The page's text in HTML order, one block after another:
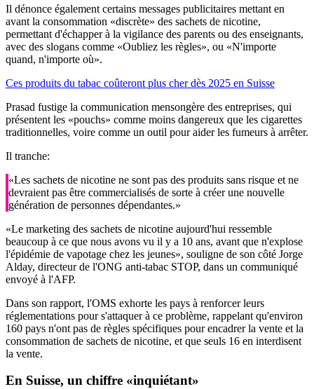
Il dénonce également certains messages publicitaires mettant en
avant la consommation «discrète» des sachets de nicotine,
permettant d'échapper à la vigilance des parents ou des enseignants,
avec des slogans comme «Oubliez les règles», ou «N'importe
quand, n'importe où».
Ces produits du tabac coûteront plus cher dès 2025 en Suisse
Prasad fustige la communication mensongère des entreprises, qui
présentent les «pouchs» comme moins dangereux que les cigarettes
traditionnelles, voire comme un outil pour aider les fumeurs à arrêter.
Il tranche:
«Les sachets de nicotine ne sont pas des produits sans risque et ne
devraient pas être commercialisés de sorte à créer une nouvelle
génération de personnes dépendantes.»
«Le marketing des sachets de nicotine aujourd'hui ressemble
beaucoup à ce que nous avons vu il y a 10 ans, avant que n'explose
l'épidémie de vapotage chez les jeunes», souligne de son côté Jorge
Alday, directeur de l'ONG anti-tabac STOP, dans un communiqué
envoyé à l'AFP.
Dans son rapport, l'OMS exhorte les pays à renforcer leurs
réglementations pour s'attaquer à ce problème, rappelant qu'environ
160 pays n'ont pas de règles spécifiques pour encadrer la vente et la
consommation de sachets de nicotine, et que seuls 16 en interdisent
la vente.
En Suisse, un chiffre «inquiétant»